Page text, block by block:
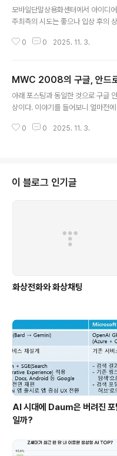
모바일단말상용화센터에서 아이디
주최측의 시도는 좋으나 입상 후의
는 경우가 드물다. 오히려 자신의 아
자체에만 목적을 두게 되버린다. 심
모전도 팀끼리의 경쟁에 부딪혀 마
에서는 말할 나위가 없다. 관심이 있
0 0 2025. 11. 3.
MWC 2008의 구글, 안드
아래 포스팅과 동일한 것으로 구글
상이다. 이야기를 들어보니 얼마전
않으니 혹시나 궁금하신 분은 참
0 0 2025. 11. 3.
이 블로그 인기글
화상전화와 화상채팅
AI 시대에 Daum은 버려진 포
일까?